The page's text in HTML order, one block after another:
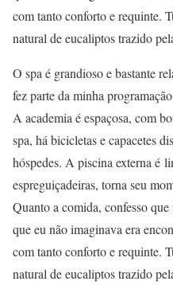
com tanto conforto e requinte.
natural de eucaliptos trazido
O spa é grandioso e bastante
fez parte da minha
A academia é espaçosa, com
spa, há bicicletas e capacetes
hóspedes. A piscina externa é
espreguiçadeiras, torna seu
Quanto a comida, confesso
que eu não imaginava era
com tanto conforto e requinte.
natural de eucaliptos trazido